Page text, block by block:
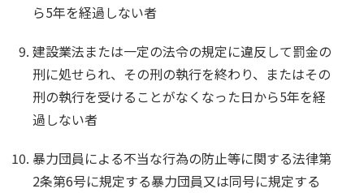
ら5年を経過しない者
建設業法または一定の法令の規定に違反して罰金の
刑に処せられ、その刑の執行を終わり、またはその
刑の執行を受けることがなくなった日から5年を経
過しない者
暴力団員による不当な行為の防止等に関する法律第
2条第6号に規定する暴力団員又は同号に規定する